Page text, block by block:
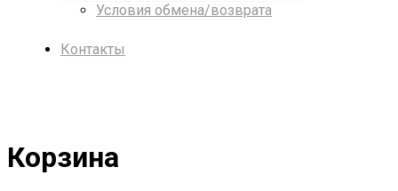
Условия обмена/возврата
Контакты
Корзина